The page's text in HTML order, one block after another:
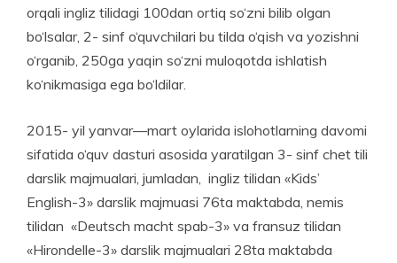
orqali ingliz tilidagi 100dan ortiq so‘zni bilib olgan
bo‘lsalar, 2- sinf o‘quvchilari bu tilda o‘qish va yozishni
o‘rganib, 250ga yaqin so‘zni muloqotda ishlatish
ko‘nikmasiga ega bo‘ldilar.
2015- yil yanvar—mart oylarida islohotlarning davomi
sifatida o‘quv dasturi asosida yaratilgan 3- sinf chet tili
darslik majmualari, jumladan, ingliz tilidan «Kids’
English-3» darslik majmuasi 76ta maktabda, nemis
tilidan «Deutsch macht spab-3» va fransuz tilidan
«Hirondelle-3» darslik majmualari 28ta maktabda